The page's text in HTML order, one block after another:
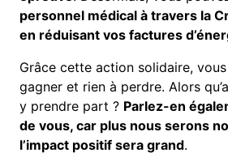
personnel médical à travers la
en réduisant vos factures
Grâce cette action solidaire,
gagner et rien à perdre. Alors
y prendre part ? Parlez-en
de vous, car plus nous serons
l’impact positif sera grand.